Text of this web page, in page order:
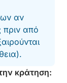
αν
πριν από
κράτηση: